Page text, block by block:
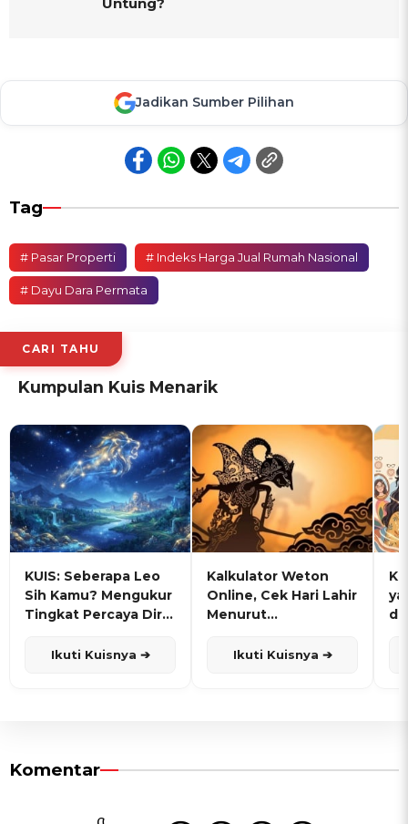
Jadikan Sumber Pilihan
Tag
# Pasar Properti # Indeks Harga Jual Rumah Nasional
# Dayu Dara Permata
CARI TAHU
Kumpulan Kuis Menarik
KUIS: Seberapa Leo
Sih Kamu? Mengukur
Tingkat Percaya Diri
Ikuti Kuisnya ➔
Kalkulator Weton
Online, Cek Hari Lahir
Menurut
Ikuti Kuisnya ➔
Komentar